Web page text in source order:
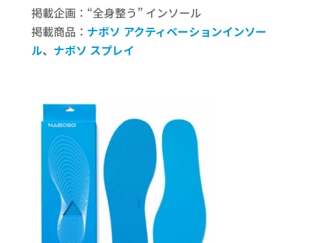
掲載企画：“全身整う” インソール
掲載商品： ナボソ アクティベーションインソー
ル、 ナボソ スプレイ